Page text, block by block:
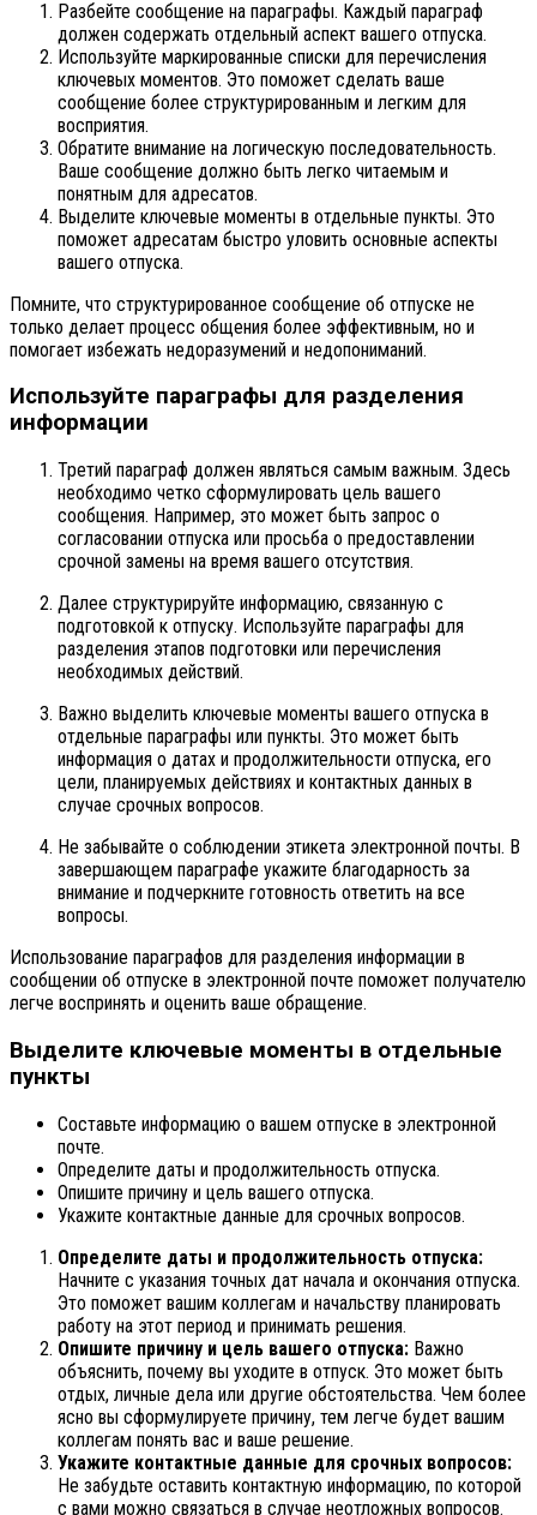
Разбейте сообщение на параграфы. Каждый параграф
должен содержать отдельный аспект вашего отпуска.
Используйте маркированные списки для перечисления
ключевых моментов. Это поможет сделать ваше
сообщение более структурированным и легким для
восприятия.
Обратите внимание на логическую последовательность.
Ваше сообщение должно быть легко читаемым и
понятным для адресатов.
Выделите ключевые моменты в отдельные пункты. Это
поможет адресатам быстро уловить основные аспекты
вашего отпуска.
Помните, что структурированное сообщение об отпуске не
только делает процесс общения более эффективным, но и
помогает избежать недоразумений и недопониманий.
Используйте параграфы для разделения
информации
Третий параграф должен являться самым важным. Здесь
необходимо четко сформулировать цель вашего
сообщения. Например, это может быть запрос о
согласовании отпуска или просьба о предоставлении
срочной замены на время вашего отсутствия.
Далее структурируйте информацию, связанную с
подготовкой к отпуску. Используйте параграфы для
разделения этапов подготовки или перечисления
необходимых действий.
Важно выделить ключевые моменты вашего отпуска в
отдельные параграфы или пункты. Это может быть
информация о датах и продолжительности отпуска, его
цели, планируемых действиях и контактных данных в
случае срочных вопросов.
Не забывайте о соблюдении этикета электронной почты. В
завершающем параграфе укажите благодарность за
внимание и подчеркните готовность ответить на все
вопросы.
Использование параграфов для разделения информации в
сообщении об отпуске в электронной почте поможет получателю
легче воспринять и оценить ваше обращение.
Выделите ключевые моменты в отдельные
пункты
Составьте информацию о вашем отпуске в электронной
почте.
Определите даты и продолжительность отпуска.
Опишите причину и цель вашего отпуска.
Укажите контактные данные для срочных вопросов.
Определите даты и продолжительность отпуска:
Начните с указания точных дат начала и окончания отпуска.
Это поможет вашим коллегам и начальству планировать
работу на этот период и принимать решения.
Опишите причину и цель вашего отпуска: Важно
объяснить, почему вы уходите в отпуск. Это может быть
отдых, личные дела или другие обстоятельства. Чем более
ясно вы сформулируете причину, тем легче будет вашим
коллегам понять вас и ваше решение.
Укажите контактные данные для срочных вопросов:
Не забудьте оставить контактную информацию, по которой
с вами можно связаться в случае неотложных вопросов.